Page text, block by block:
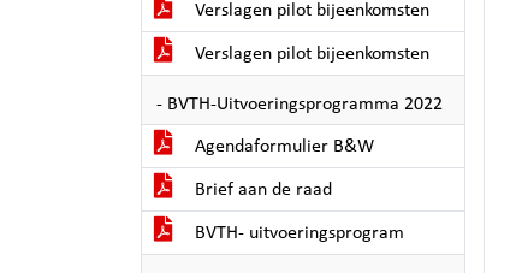
Verslagen pilot bijeenkomsten
Verslagen pilot bijeenkomsten
- BVTH-Uitvoeringsprogramma 2022
Agendaformulier B&W
Brief aan de raad
BVTH- uitvoeringsprogram